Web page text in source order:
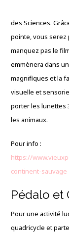
des Sciences.
pointe, vous serez
manquez pas le
emmènera dans
magnifiques et la
visuelle et
porter les lunettes
les animaux.
Pour info :
https://
continent-sauvage
Pédalo et
Pour une activité
quadricycle et